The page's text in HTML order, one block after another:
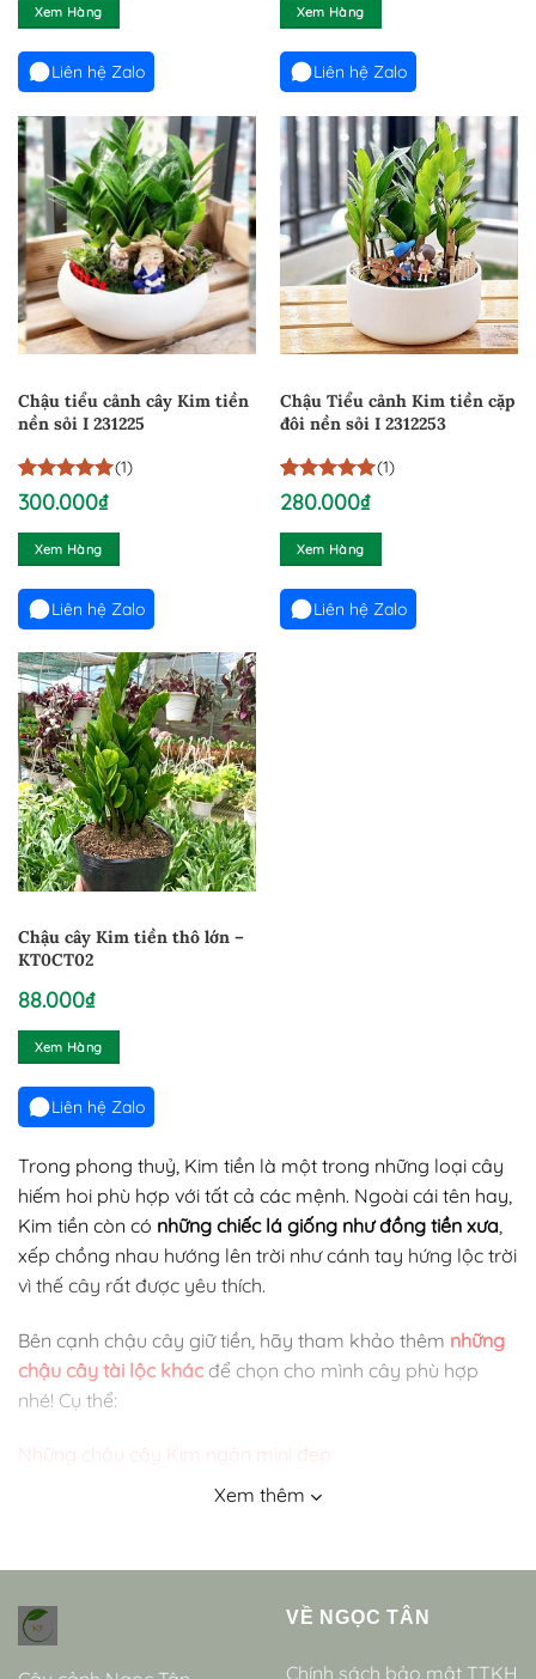
Xem Hàng
Liên hệ Zalo
Xem Hàng
Liên hệ Zalo
Chậu tiểu cảnh cây Kim tiền
nền sỏi I 231225
5trên 5
dựa trên
1
đánh giá
(1)
300.000₫
Xem Hàng
Liên hệ Zalo
Chậu Tiểu cảnh Kim tiền cặp
đôi nền sỏi I 2312253
5trên 5
dựa trên
1
đánh giá
(1)
280.000₫
Xem Hàng
Liên hệ Zalo
Chậu cây Kim tiền thô lớn –
KT0CT02
88.000₫
Xem Hàng
Liên hệ Zalo
Trong phong thuỷ, Kim tiền là một trong những loại cây
hiếm hoi phù hợp với tất cả các mệnh. Ngoài cái tên hay,
Kim tiền còn có những chiếc lá giống như đồng tiền xưa
xếp chồng nhau hướng lên trời như cánh tay hứng lộc trời
vì thế cây rất được yêu thích.
Bên cạnh chậu cây giữ tiền, hãy tham khảo thêm những
chậu cây tài lộc khácđể chọn cho mình cây phù hợp
nhé! Cụ thể:
Những chậu cây Kim ngân mini đẹp
Giới thiệu cây Kim tiền
Cây Kim Tiền (tên khoa học: Zamioculcas zamiifolia) là
Xem thêm
VỀ NGỌC TÂN
Chính sách bảo mật TTKH